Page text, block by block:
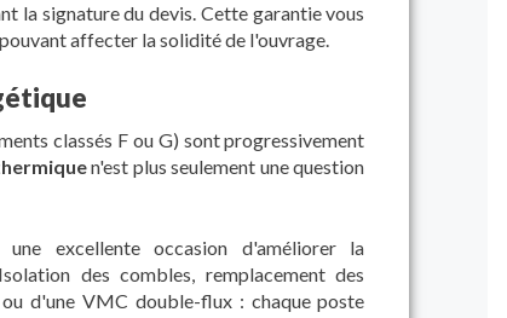
la signature du devis. Cette garantie vous
affecter la solidité de l'ouvrage.
classés F ou G) sont progressivement
n'est plus seulement une question
excellente occasion d'améliorer la
des combles, remplacement des
d'une VMC double-flux : chaque poste